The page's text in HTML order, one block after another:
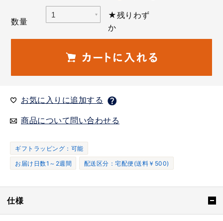
数量
★残りわず
か
お気に入りに追加する
商品について問い合わせる
ギフトラッピング：可能
お届け日数1～2週間
配送区分：宅配便(送料￥500)
仕様